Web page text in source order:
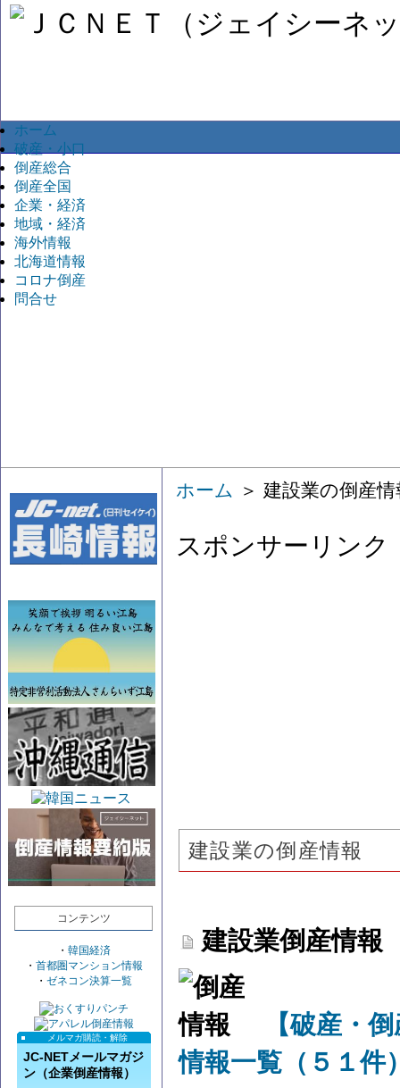
ホーム
破産・小口
倒産総合
倒産全国
企業・経済
地域・経済
海外情報
北海道情報
コロナ倒産
問合せ
コンテンツ
・ 韓国経済
・ 首都圏マンション情報
・ ゼネコン決算一覧
メルマガ購読・解除
JC-NETメールマガジ
ン（企業倒産情報）
ホーム ＞ 建設業の倒産情
スポンサーリンク
建設業の倒産情報
建設業倒産情報
【破産・
情報一覧（５１